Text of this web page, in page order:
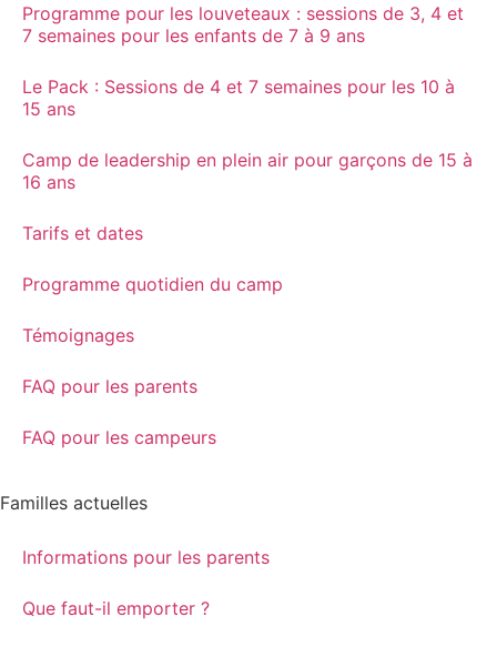
Programme pour les louveteaux : sessions de 3, 4 et
7 semaines pour les enfants de 7 à 9 ans
Le Pack : Sessions de 4 et 7 semaines pour les 10 à
15 ans
Camp de leadership en plein air pour garçons de 15 à
16 ans
Tarifs et dates
Programme quotidien du camp
Témoignages
FAQ pour les parents
FAQ pour les campeurs
Familles actuelles
Informations pour les parents
Que faut-il emporter ?